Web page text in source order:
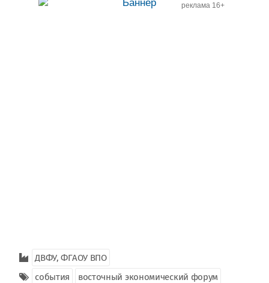
реклама 16+
ДВФУ, ФГАОУ ВПО
события
восточный экономический форум